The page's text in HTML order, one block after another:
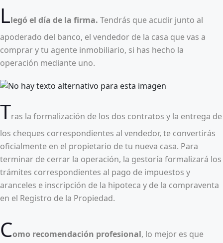
Llegó el día de la firma. Tendrás que acudir junto al
apoderado del banco, el vendedor de la casa que vas a
comprar y tu agente inmobiliario, si has hecho la
operación mediante uno.
Tras la formalización de los dos contratos y la entrega de
los cheques correspondientes al vendedor, te convertirás
oficialmente en el propietario de tu nueva casa. Para
terminar de cerrar la operación, la gestoría formalizará los
trámites correspondientes al pago de impuestos y
aranceles e inscripción de la hipoteca y de la compraventa
en el Registro de la Propiedad.
Como recomendación profesional, lo mejor es que